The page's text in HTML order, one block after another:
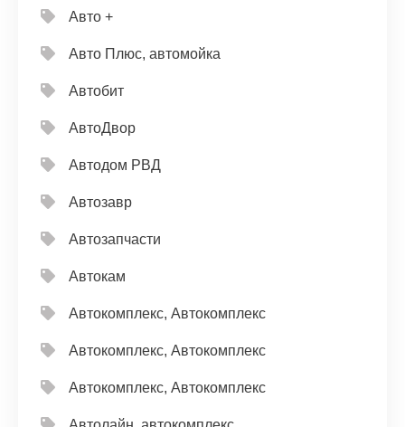
Авто +
Авто Плюс, автомойка
Автобит
АвтоДвор
Автодом РВД
Автозавр
Автозапчасти
Автокам
Автокомплекс, Автокомплекс
Автокомплекс, Автокомплекс
Автокомплекс, Автокомплекс